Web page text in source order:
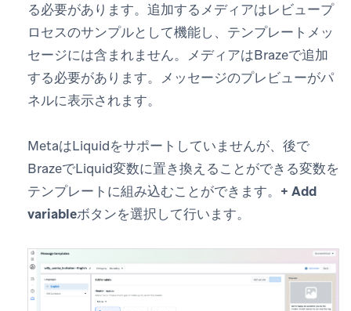
る必要があります。追加するメディアはレビュープ
ロセスのサンプルとして機能し、テンプレートメッ
セージには含まれません。メディアはBrazeで追加
する必要があります。メッセージのプレビューがパ
ネルに表示されます。
MetaはLiquidをサポートしていませんが、後で
BrazeでLiquid変数に置き換えることができる変数を
テンプレートに組み込むことができます。 + Add
variableボタンを選択して行います。